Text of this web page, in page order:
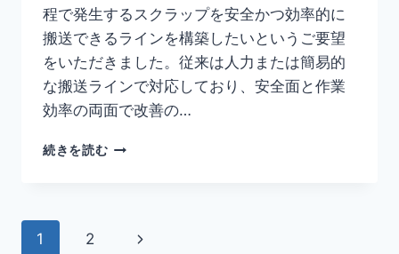
程で発生するスクラップを安全かつ効率的に
搬送できるラインを構築したいというご要望
をいただきました。従来は人力または簡易的
な搬送ラインで対応しており、安全面と作業
効率の両面で改善の…
続きを読む
1 2